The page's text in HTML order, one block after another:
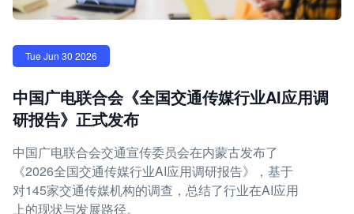
Tue Jun 30 2026
中国广电联合会《全国交通传媒行业AI应用调
研报告》正式发布
中国广电联合会交通宣传委员会在内蒙古发布了
《2026全国交通传媒行业AI应用调研报告》，基于
对145家交通传媒机构的调查，总结了行业在AI应用
上的现状与发展路径。